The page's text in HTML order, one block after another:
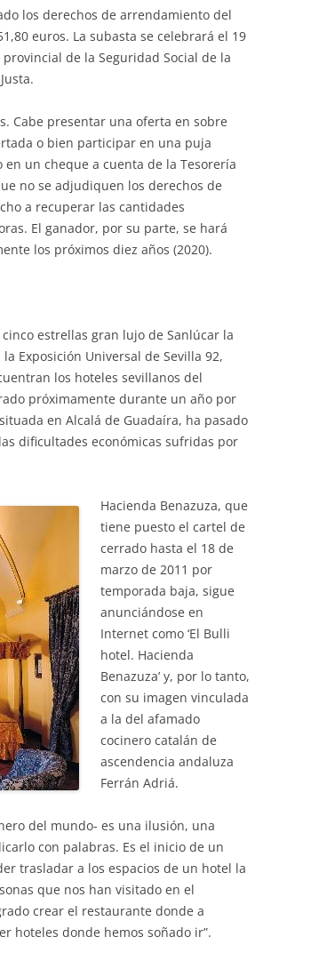
los derechos de arrendamiento del
euros. La subasta se celebrará el 19
de la Seguridad Social de la
Cabe presentar una oferta en sobre
o bien participar en una puja
un cheque a cuenta de la Tesorería
no se adjudiquen los derechos de
a recuperar las cantidades
El ganador, por su parte, se hará
los próximos diez años (2020).
estrellas gran lujo de Sanlúcar la
Exposición Universal de Sevilla 92,
los hoteles sevillanos del
próximamente durante un año por
en Alcalá de Guadaíra, ha pasado
dificultades económicas sufridas por
Hacienda Benazuza, que
tiene puesto el cartel de
cerrado hasta el 18 de
marzo de 2011 por
temporada baja, sigue
anunciándose en
Internet como ‘El Bulli
hotel. Hacienda
Benazuza’ y, por lo tanto,
con su imagen vinculada
a la del afamado
cocinero catalán de
ascendencia andaluza
Ferrán Adriá.
del mundo- es una ilusión, una
con palabras. Es el inicio de un
trasladar a los espacios de un hotel la
que nos han visitado en el
crear el restaurante donde a
hoteles donde hemos soñado ir”.